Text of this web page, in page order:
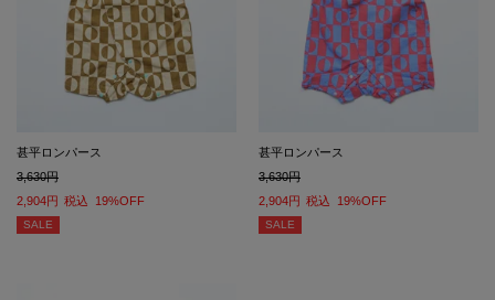
甚平ロンパース
3,630
2,904
税込 19%OFF
SALE
甚平ロンパース
3,630
2,904
税込 19%OFF
SALE